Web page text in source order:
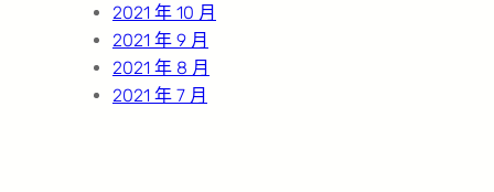
2021 年 10 月
2021 年 9 月
2021 年 8 月
2021 年 7 月